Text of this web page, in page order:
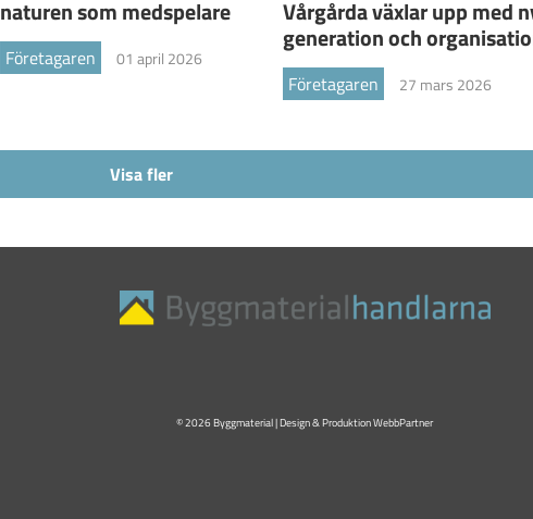
naturen som medspelare
Företagaren 01 april 2026
Vårgårda växlar upp med
generation och
Företagaren 27 mars 2026
Visa fler
© 2026 Byggmaterial | Design & ProduktionWebbPartner